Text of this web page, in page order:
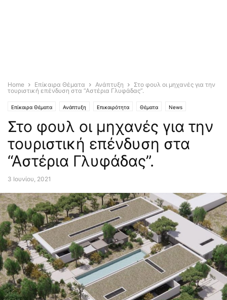
Home Επίκαιρα Θέματα Ανάπτυξη
Στο φουλ οι μηχανές για την
τουριστική επένδυση στα “Αστέρια Γλυφάδας”.
Επίκαιρα Θέματα Ανάπτυξη Επικαιρότητα Θέματα News
Breaking news
Στο φουλ οι μηχανές για την
τουριστική επένδυση στα
“Αστέρια Γλυφάδας”.
3 Ιουνίου, 2021